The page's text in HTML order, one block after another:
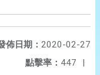
佈日期： 2020-02-27
點擊率： 447 |